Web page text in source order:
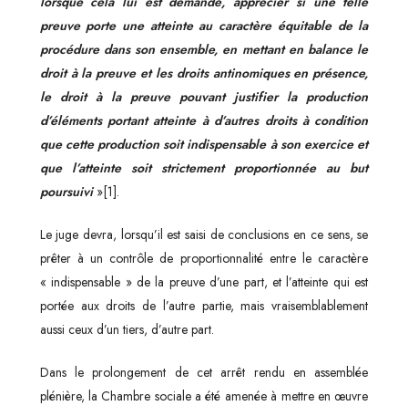
preuve porte une atteinte au caractère équitable de la
procédure dans son ensemble, en mettant en balance le
droit à la preuve et les droits antinomiques en présence,
le droit à la preuve pouvant justifier la production
d’éléments portant atteinte à d’autres droits à condition
que cette production soit indispensable à son exercice et
que l’atteinte soit strictement proportionnée au but
poursuivi»[1].
Le juge devra, lorsqu’il est saisi de conclusions en ce sens, se
prêter à un contrôle de proportionnalité entre le caractère
« indispensable » de la preuve d’une part, et l’atteinte qui est
portée aux droits de l’autre partie, mais vraisemblablement
aussi ceux d’un tiers, d’autre part.
Dans le prolongement de cet arrêt rendu en assemblée
plénière, la Chambre sociale a été amenée à mettre en œuvre